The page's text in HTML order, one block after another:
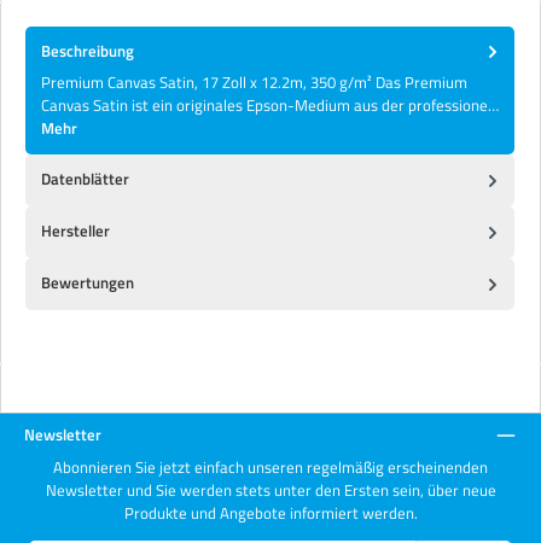
Beschreibung
Premium Canvas Satin, 17 Zoll x 12.2m, 350 g/m² Das Premium
Canvas Satin ist ein originales Epson-Medium aus der professione…
Mehr
Datenblätter
Hersteller
Bewertungen
Newsletter
Abonnieren Sie jetzt einfach unseren regelmäßig erscheinenden
Newsletter und Sie werden stets unter den Ersten sein, über neue
Produkte und Angebote informiert werden.